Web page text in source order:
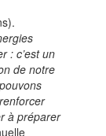
: c’est un
de notre
à préparer